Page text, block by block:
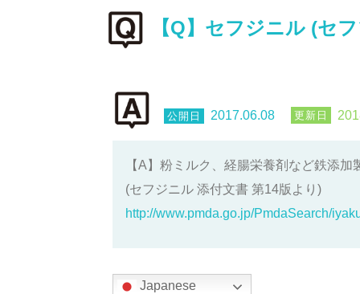
【Q】セフジニル (セ
2017.06.08
【A】粉ミルク、経腸栄養剤など鉄添
(セフジニル 添付文書 第14版より)
http://www.pmda.go.jp/PmdaSearch/
Japanese